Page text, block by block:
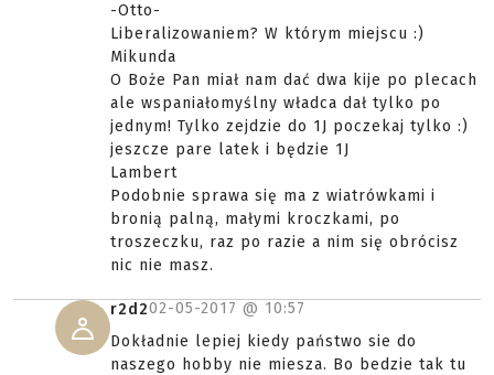
-Otto-
Liberalizowaniem? W którym miejscu :)
Mikunda
O Boże Pan miał nam dać dwa kije po plecach
ale wspaniałomyślny władca dał tylko po
jednym! Tylko zejdzie do 1J poczekaj tylko :)
jeszcze pare latek i będzie 1J
Lambert
Podobnie sprawa się ma z wiatrówkami i
bronią palną, małymi kroczkami, po
troszeczku, raz po razie a nim się obrócisz
nic nie masz.
r2d202-05-2017 @ 10:57
Dokładnie lepiej kiedy państwo sie do
naszego hobby nie miesza. Bo bedzie tak tu